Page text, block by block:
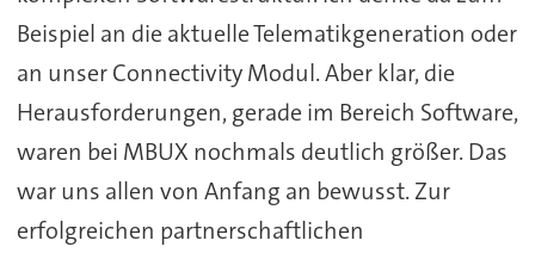
Beispiel an die aktuelle Telematikgeneration oder
an unser Connectivity Modul. Aber klar, die
Herausforderungen, gerade im Bereich Software,
waren bei MBUX nochmals deutlich größer. Das
war uns allen von Anfang an bewusst. Zur
erfolgreichen partnerschaftlichen